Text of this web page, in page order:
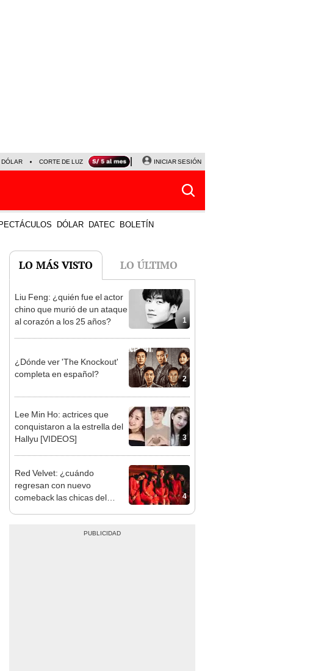
DÓLAR CORTE DE LUZ VIERNES 7 DE AGOSTO ALBERTO BENAVIDES
INICIAR SESIÓN
DÓLAR DATEC BOLETÍN
LO MÁS VISTO LO ÚLTIMO
1
Liu Feng: ¿quién fue el actor
chino que murió de un ataque
al corazón a los 25 años?
2
¿Dónde ver 'The Knockout'
completa en español?
3
Lee Min Ho: actrices que
conquistaron a la estrella del
Hallyu [VIDEOS]
4
Red Velvet: ¿cuándo
regresan con nuevo
comeback las chicas del